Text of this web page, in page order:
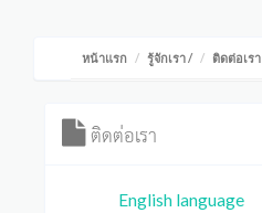
หน้าแรก รู้จักเรา/ ติดต่อเรา
ติดต่อเรา
English language